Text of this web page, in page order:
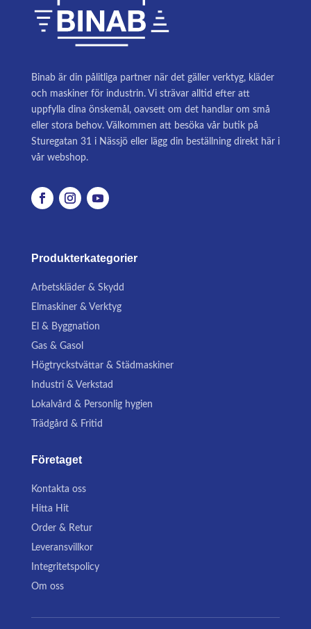
Binab är din pålitliga partner när det gäller verktyg, kläder
och maskiner för industrin. Vi strävar alltid efter att
uppfylla dina önskemål, oavsett om det handlar om små
eller stora behov. Välkommen att besöka vår butik på
Sturegatan 31 i Nässjö eller lägg din beställning direkt här i
vår webshop.
Produkterkategorier
Arbetskläder & Skydd
Elmaskiner & Verktyg
El & Byggnation
Gas & Gasol
Högtryckstvättar & Städmaskiner
Industri & Verkstad
Lokalvård & Personlig hygien
Trädgård & Fritid
Företaget
Kontakta oss
Hitta Hit
Order & Retur
Leveransvillkor
Integritetspolicy
Om oss